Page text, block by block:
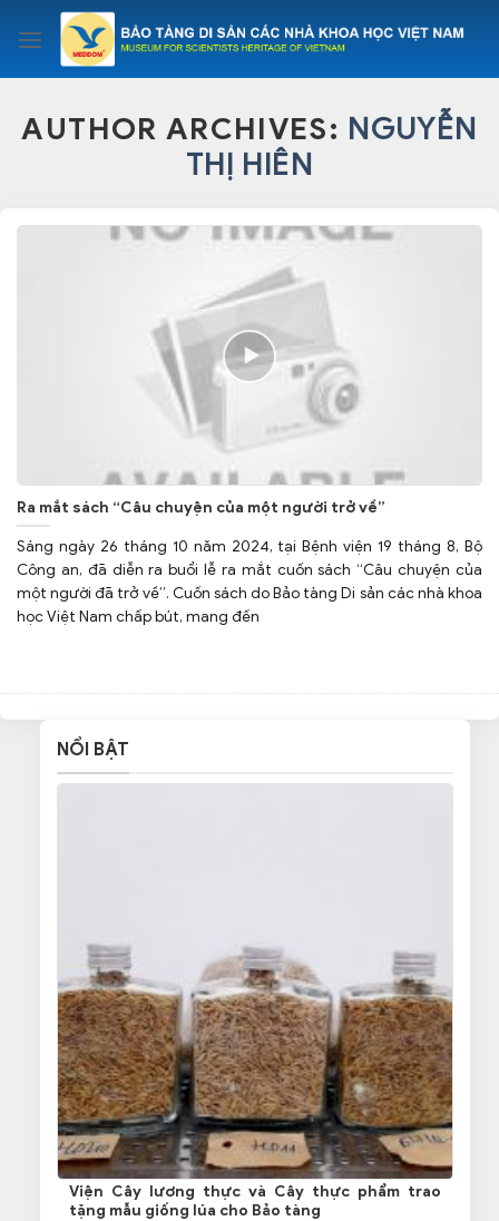
content
AUTHOR ARCHIVES: NGUYỄN
THỊ HIÊN
Ra mắt sách “Câu chuyện của một người trở về”
Sáng ngày 26 tháng 10 năm 2024, tại Bệnh viện 19 tháng 8, Bộ
Công an, đã diễn ra buổi lễ ra mắt cuốn sách “Câu chuyện của
một người đã trở về”. Cuốn sách do Bảo tàng Di sản các nhà khoa
học Việt Nam chấp bút, mang đến
NỔI BẬT
Viện Cây lương thực và Cây thực phẩm trao
tặng mẫu giống lúa cho Bảo tàng